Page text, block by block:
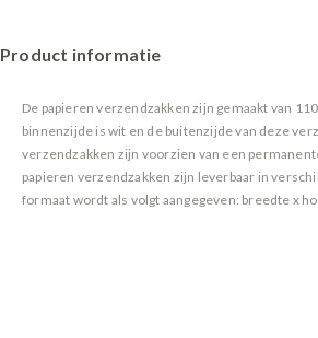
Product informatie
De papieren verzendzakken zijn gemaakt van
binnenzijde is wit en de buitenzijde van deze
verzendzakken zijn voorzien van een
papieren verzendzakken zijn leverbaar in
formaat wordt als volgt aangegeven: breedte x